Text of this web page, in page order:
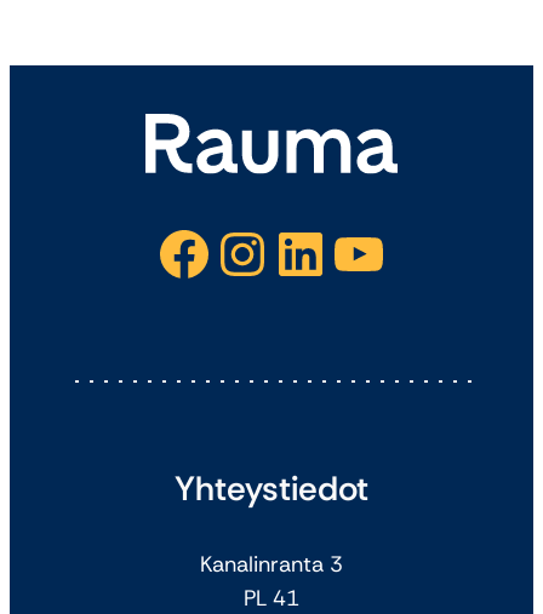
Facebook Instagram LinkedIn YouTube
Yhteystiedot
Kanalinranta 3
PL 41